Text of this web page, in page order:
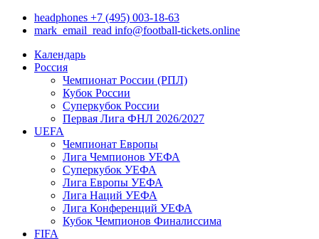
headphones +7 (495) 003-18-63
mark_email_read info@football-tickets.online
Календарь
Россия
Чемпионат России (РПЛ)
Кубок России
Суперкубок России
Первая Лига ФНЛ 2026/2027
UEFA
Чемпионат Европы
Лига Чемпионов УЕФА
Суперкубок УЕФА
Лига Европы УЕФА
Лига Наций УЕФА
Лига Конференций УЕФА
Кубок Чемпионов Финалиссима
FIFA